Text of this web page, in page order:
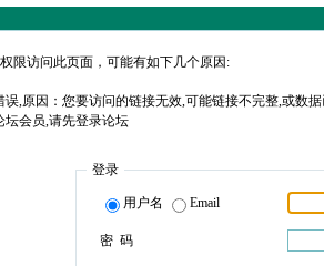
限访问此页面，可能有如下几个原因:
误,原因：您要访问的链接无效,可能链接不完整,或数
坛会员,请先登录论坛
登录
用户名 Email
密 码